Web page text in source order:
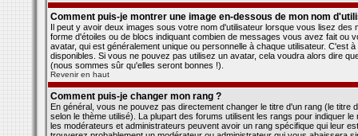
Comment puis-je montrer une image en-dessous de mon nom
Il peut y avoir deux images sous votre nom d'utilisateur lorsque vous lisez
forme d'étoiles ou de blocs indiquant combien de messages vous avez fait
avatar, qui est généralement unique ou personnelle à chaque utilisateur.
disponibles. Si vous ne pouvez pas utilisez un avatar, cela voudra alors dire
(nous sommes sûr qu'elles seront bonnes !).
Revenir en haut
Comment puis-je changer mon rang ?
En général, vous ne pouvez pas directement changer le titre d'un rang (le
selon le thème utilisé). La plupart des forums utilisent les rangs pour indiquer
les modérateurs et administrateurs peuvent avoir un rang spécifique qui leur